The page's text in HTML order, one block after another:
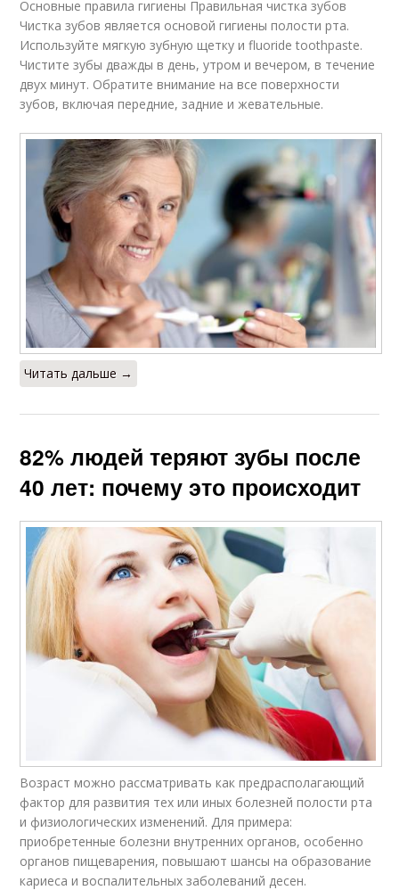
Основные правила гигиены Правильная чистка зубов
Чистка зубов является основой гигиены полости рта.
Используйте мягкую зубную щетку и fluoride toothpaste.
Чистите зубы дважды в день, утром и вечером, в течение
двух минут. Обратите внимание на все поверхности
зубов, включая передние, задние и жевательные.
Читать дальше →
82% людей теряют зубы после
40 лет: почему это происходит
Возраст можно рассматривать как предрасполагающий
фактор для развития тех или иных болезней полости рта
и физиологических изменений. Для примера:
приобретенные болезни внутренних органов, особенно
органов пищеварения, повышают шансы на образование
кариеса и воспалительных заболеваний десен.